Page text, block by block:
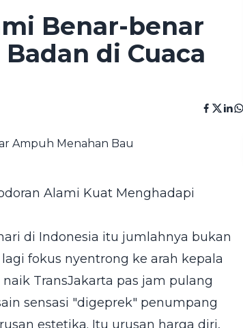
Benar-benar
di Cuaca
Alami Kuat Menghadapi
di Indonesia itu jumlahnya bukan
fokus nyentrong ke arah kepala
TransJakarta pas jam pulang
sensasi "digeprek" penumpang
estetika. Itu urusan harga diri,